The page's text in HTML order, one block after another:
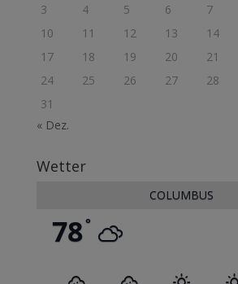
3
4 5 6 7
10
11 12 13 14
17
18 19 20 21
24
25 26 27 28
31
« Dez.
Wetter
COLUMBUS
78°